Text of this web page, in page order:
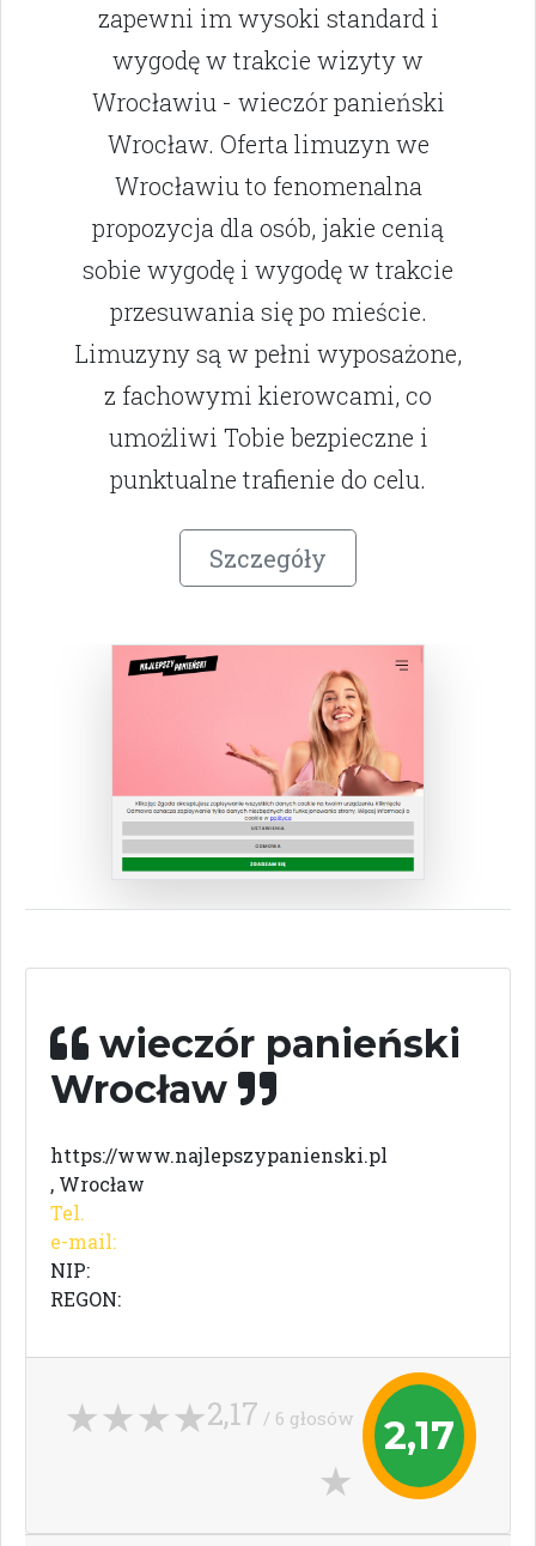
zapewni im wysoki standard i
wygodę w trakcie wizyty w
Wrocławiu - wieczór panieński
Wrocław. Oferta limuzyn we
Wrocławiu to fenomenalna
propozycja dla osób, jakie cenią
sobie wygodę i wygodę w trakcie
przesuwania się po mieście.
Limuzyny są w pełni wyposażone,
z fachowymi kierowcami, co
umożliwi Tobie bezpieczne i
punktualne trafienie do celu.
Szczegóły
wieczór panieński
Wrocław
https://www.najlepszypanienski.pl
, Wrocław
Tel.
e-mail:
NIP:
REGON:
2,17
2,17 / 6 głosów